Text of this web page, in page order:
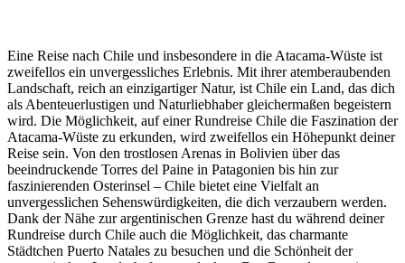
Eine Reise nach Chile und insbesondere in die Atacama-Wüste ist
zweifellos ein unvergessliches Erlebnis. Mit ihrer atemberaubenden
Landschaft, reich an einzigartiger Natur, ist Chile ein Land, das dich
als Abenteuerlustigen und Naturliebhaber gleichermaßen begeistern
wird. Die Möglichkeit, auf einer Rundreise Chile die Faszination der
Atacama-Wüste zu erkunden, wird zweifellos ein Höhepunkt deiner
Reise sein. Von den trostlosen Arenas in Bolivien über das
beeindruckende Torres del Paine in Patagonien bis hin zur
faszinierenden Osterinsel – Chile bietet eine Vielfalt an
unvergesslichen Sehenswürdigkeiten, die dich verzaubern werden.
Dank der Nähe zur argentinischen Grenze hast du während deiner
Rundreise durch Chile auch die Möglichkeit, das charmante
Städtchen Puerto Natales zu besuchen und die Schönheit der